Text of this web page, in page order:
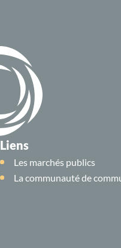
Liens
Les marchés publics
La communauté de